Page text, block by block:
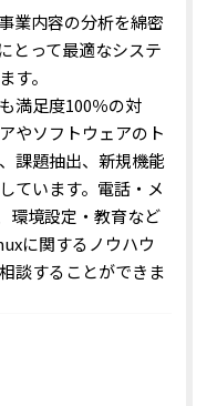
業内容の分析を綿密
とって最適なシステ
す。
満足度100％の対
やソフトウェアのト
課題抽出、新規機能
ています。 電話・メ
環境設定・教育など
に関するノウハウ
談することができま